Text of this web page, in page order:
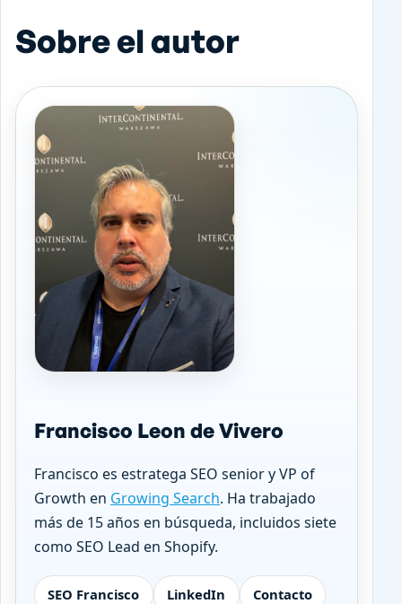
Sobre el autor
Francisco Leon de Vivero
Francisco es estratega SEO senior y VP of
Growth en Growing Search. Ha trabajado
más de 15 años en búsqueda, incluidos siete
como SEO Lead en Shopify.
SEO Francisco LinkedIn Contacto